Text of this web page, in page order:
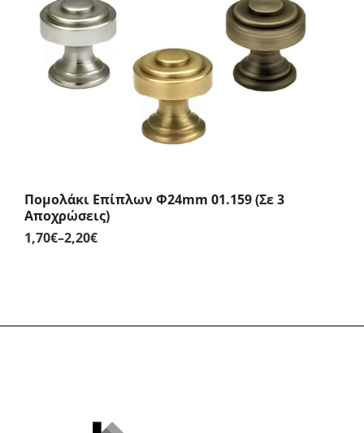
Πομολάκι Επίπλων Φ24mm 01.159 (Σε 3
Αποχρώσεις)
1,70€–2,20€Price
2,20€